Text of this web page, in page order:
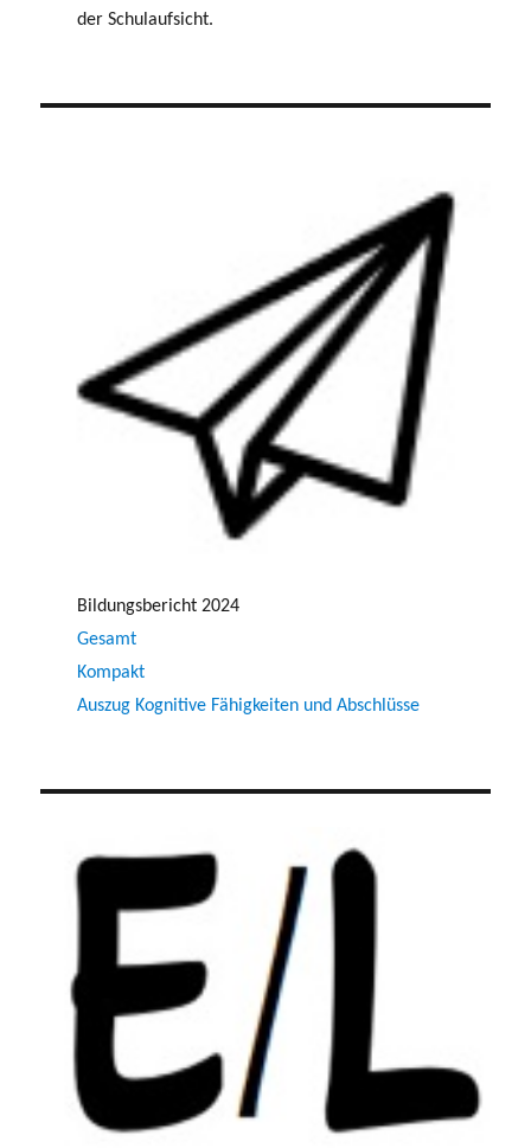
der Schulaufsicht.
Bildungsbericht 2024
Gesamt
Kompakt
Auszug Kognitive Fähigkeiten und Abschlüsse